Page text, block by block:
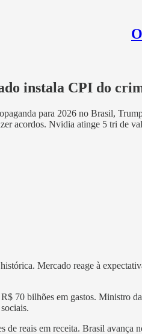
instala CPI do
para 2026 no Brasil,
acordos. Nvidia atinge 5 tri de
Mercado reage à
70 bilhões em gastos. Ministro
de reais em receita. Brasil avança